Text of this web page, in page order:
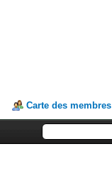
Carte des membres